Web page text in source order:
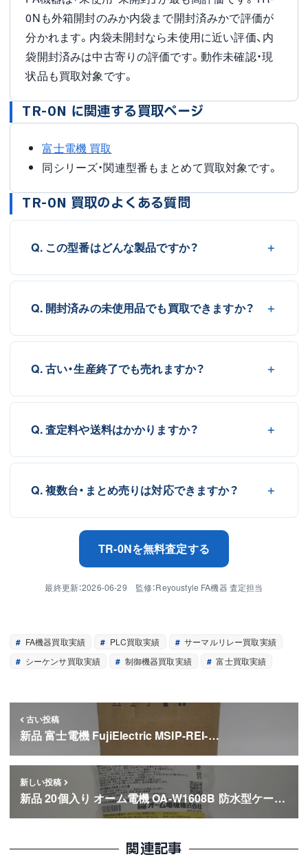
0Nも外箱開封のみか内袋まで開封済みかで評価が
分かれます。内袋未開封なら未使用に近い評価、内
袋開封済みは中古寄りの評価です。動作未確認・現
状品も買取対象です。
TR-0N に関連する買取ページ
富士電機 買取
同シリーズ・関連型番もまとめて買取対象です。
TR-0N 買取のよくある質問
Q. この型番はどんな製品ですか？
Q. 開封済みの未使用品でも買取できますか？
Q. 古い・生産終了でも売れますか？
Q. 査定料や送料はかかりますか？
Q. 複数台・まとめ売りは対応できますか？
TR-0Nを無料査定する
最終更新：2026-06-29 監修：Reyoustyle FA機器 査定担当
FA機器買取実績 PLC買取実績
サーマルリレー買取実績
シーケンサ買取実績
制御機器買取実績 富士買取実績
古い投稿
新品 富士電機 FujiElectric MSIP-REI-…
新しい投稿
新品 20個入り オーム電機 OA-W1608B 防水型ケー…
関連記事